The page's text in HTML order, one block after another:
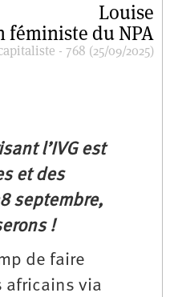
Louise
féministe du NPA
- 768 (25/09/2025)
l’IVG est
et des
septembre,
!
de faire
africains via